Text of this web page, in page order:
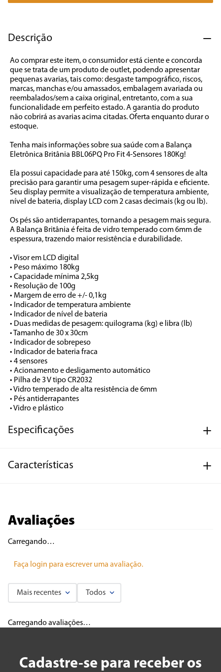
Descrição
Ao comprar este item, o consumidor está ciente e concorda
que se trata de um produto de outlet, podendo apresentar
pequenas avarias, tais como: desgaste tampográfico, riscos,
marcas, manchas e/ou amassados, embalagem avariada ou
reembalados/sem a caixa original, entretanto, com a sua
funcionalidade em perfeito estado. A garantia do produto
não cobrirá as avarias acima citadas. Oferta enquanto durar o
estoque.
Tenha mais informações sobre sua saúde com a Balança
Eletrônica Britânia BBL06PQ Pro Fit 4-Sensores 180Kg!
Ela possui capacidade para até 150kg, com 4 sensores de alta
precisão para garantir uma pesagem super-rápida e eficiente.
Seu display permite a visualização de temperatura ambiente,
nível de bateria, display LCD com 2 casas decimais (kg ou lb).
Os pés são antiderrapantes, tornando a pesagem mais segura.
A Balança Britânia é feita de vidro temperado com 6mm de
espessura, trazendo maior resistência e durabilidade.
• Visor em LCD digital
• Peso máximo 180kg
• Capacidade mínima 2,5kg
• Resolução de 100g
• Margem de erro de +/- 0,1kg
• Indicador de temperatura ambiente
• Indicador de nível de bateria
• Duas medidas de pesagem: quilograma (kg) e libra (lb)
• Tamanho de 30 x 30cm
• Indicador de sobrepeso
• Indicador de bateria fraca
• 4 sensores
• Acionamento e desligamento automático
• Pilha de 3 V tipo CR2032
• Vidro temperado de alta resistência de 6mm
• Pés antiderrapantes
• Vidro e plástico
Especificações
Características
Avaliações
Carregando…
Faça login para escrever uma avaliação.
Mais recentes Todos
Carregando avaliações…
Cadastre-se para receber os
7º caixa som
9º forno
10º ventilador